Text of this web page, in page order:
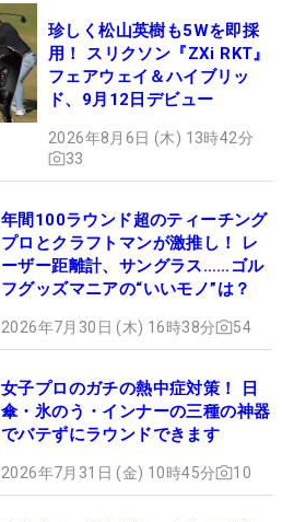
珍しく松山英樹も5Wを即採
用！ スリクソン『ZXi RKT』
フェアウェイ＆ハイブリッ
ド、9月12日デビュー
2026年8月6日 (木) 13時42分
33
年間100ラウンド超のティーチング
プロとクラフトマンが激推し！ レ
ーザー距離計、サングラス……ゴル
フグッズマニアの“いいモノ”は？
2026年7月30日 (木) 16時38分 54
女子プロのガチの熱中症対策！ 日
傘・氷のう・インナーの三種の神器
でバテずにラウンドできます
2026年7月31日 (金) 10時45分 10